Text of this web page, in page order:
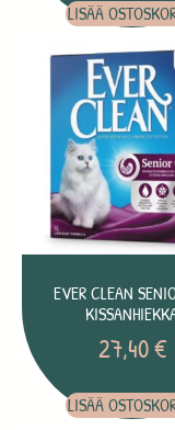
LISÄÄ
EVER CLEAN
27,40€
LISÄÄ